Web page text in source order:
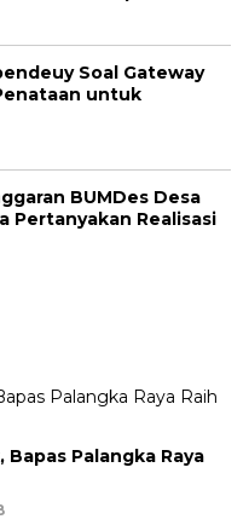
Soal Gateway
untuk
BUMDes Desa
Pertanyakan Realisasi
Palangka Raya